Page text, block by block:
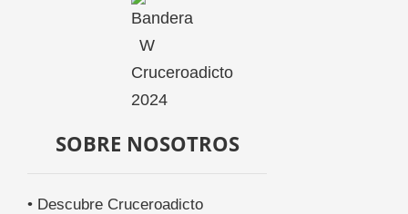
SOBRE NOSOTROS
• Descubre Cruceroadicto